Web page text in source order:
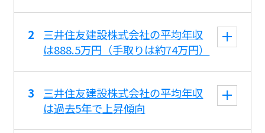
三井住友建設株式会社の平均年収
は888.5万円（手取りは約74万円）
三井住友建設株式会社の平均年収
は過去5年で上昇傾向